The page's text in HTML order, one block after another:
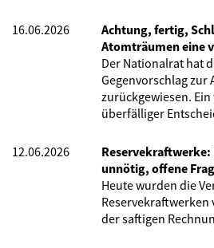
16.06.2026
Achtung, fertig,
Atomträumen eine
Der Nationalrat hat
Gegenvorschlag
zurückgewiesen.
überfälliger
12.06.2026
unnötig, offene
Heute wurden die
der saftigen